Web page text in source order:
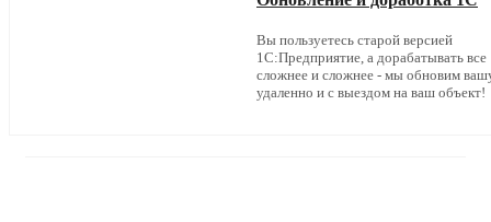
Вы пользуетесь старой версией
1С:Предприятие, а дорабатывать все
сложнее и сложнее - мы обновим
удаленно и с выездом на ваш объект!